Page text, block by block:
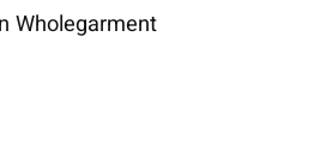
Wholegarment